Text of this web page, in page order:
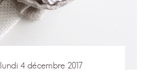
lundi 4 décembre 2017